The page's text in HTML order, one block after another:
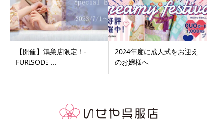
【開催】鴻巣店限定！-
FURISODE ...
2024年度に成人式をお迎え
のお嬢様へ